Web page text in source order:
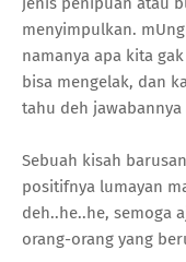
menyimpulkan.
namanya apa kita
bisa mengelak, dan
tahu deh jawabannya
Sebuah kisah
positifnya lumayan
deh..he..he, semoga
orang-orang yang